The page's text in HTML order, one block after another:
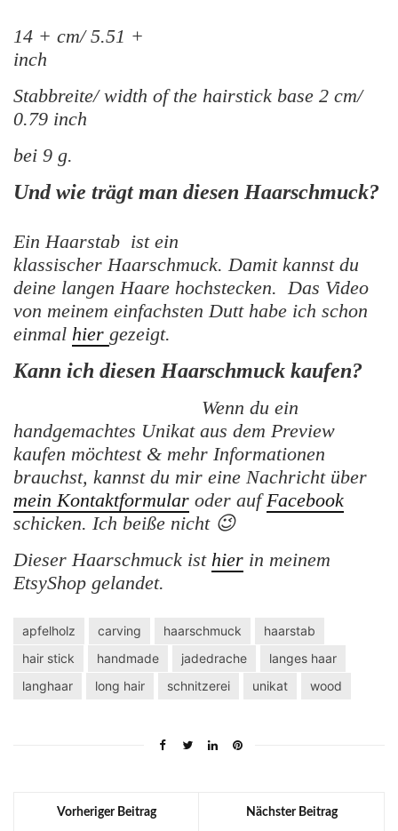
14 + cm/ 5.51 +
inch
Stabbreite/ width of the hairstick base 2 cm/
0.79 inch
bei 9 g.
Und wie trägt man diesen Haarschmuck?
Ein Haarstab ist ein
klassischer Haarschmuck. Damit kannst du
deine langen Haare hochstecken. Das Video
von meinem einfachsten Dutt habe ich schon
einmal hier gezeigt.
Kann ich diesen Haarschmuck kaufen?
Wenn du ein
handgemachtes Unikat aus dem Preview
kaufen möchtest & mehr Informationen
brauchst, kannst du mir eine Nachricht über
mein Kontaktformular oder aufFacebook
schicken. Ich beiße nicht 😉
Dieser Haarschmuck ist hier in meinem
EtsyShop gelandet.
apfelholz carving haarschmuck
haarstab
hair stick
handmade jadedrache
langes haar
langhaar
long hair schnitzerei unikat wood
Vorheriger Beitrag Nächster Beitrag